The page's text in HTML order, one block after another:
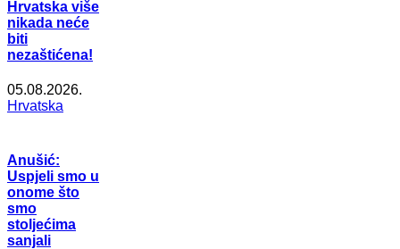
Hrvatska više
nikada neće
biti
nezaštićena!
05.08.2026.
Hrvatska
Anušić:
Uspjeli smo u
onome što
smo
stoljećima
sanjali